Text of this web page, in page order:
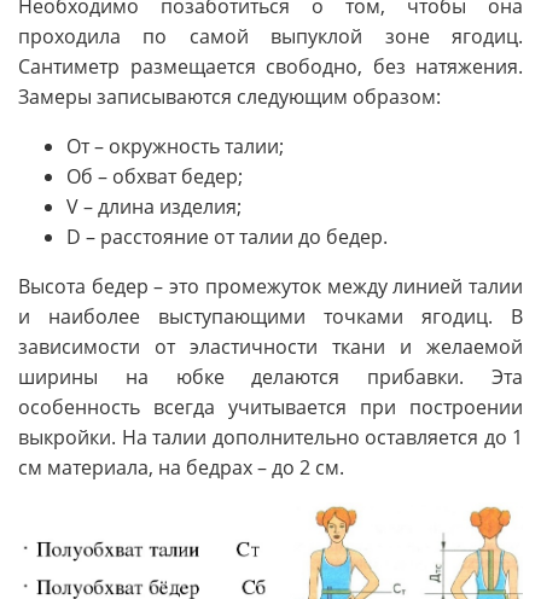
Необходимо позаботиться о том, чтобы она
проходила по самой выпуклой зоне ягодиц.
Сантиметр размещается свободно, без натяжения.
Замеры записываются следующим образом:
От – окружность талии;
Об – обхват бедер;
V – длина изделия;
D – расстояние от талии до бедер.
Высота бедер – это промежуток между линией талии
и наиболее выступающими точками ягодиц. В
зависимости от эластичности ткани и желаемой
ширины на юбке делаются прибавки. Эта
особенность всегда учитывается при построении
выкройки. На талии дополнительно оставляется до 1
см материала, на бедрах – до 2 см.